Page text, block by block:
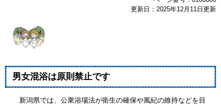
更新日：2025年12月11日更新
男女混浴は原則禁止です
​新潟県では、公衆浴場法が衛生の確保や風紀の維持などを目